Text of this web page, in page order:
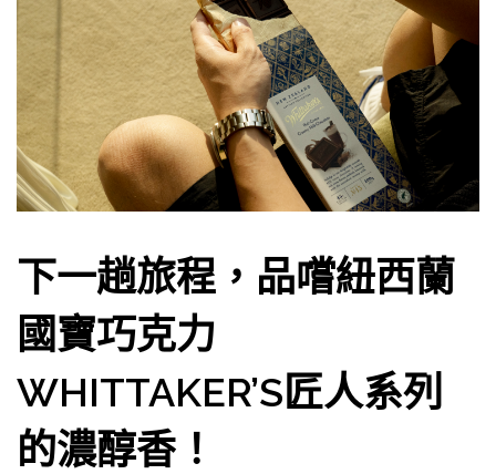
下一趟旅程，品嚐紐西蘭
國寶巧克力
WHITTAKER’S匠人系列
的濃醇香！